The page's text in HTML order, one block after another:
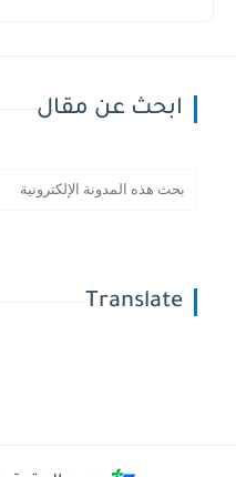
ابحث عن مقال
Translate